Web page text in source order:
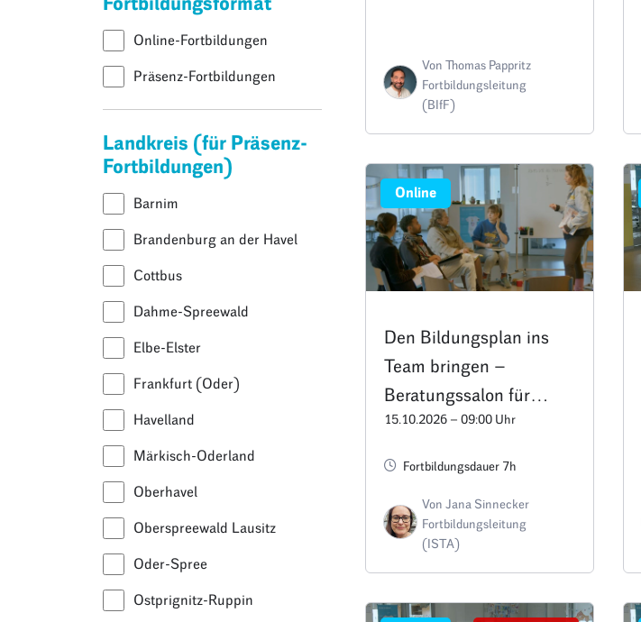
Online-Fortbildungen
Präsenz-Fortbildungen
Landkreis (für Präsenz-
Fortbildungen)
Barnim
Brandenburg an der Havel
Cottbus
Dahme-Spreewald
Elbe-Elster
Frankfurt (Oder)
Havelland
Märkisch-Oderland
Oberhavel
Oberspreewald Lausitz
Oder-Spree
Ostprignitz-Ruppin
erfolgreich gestalten –
Von Thomas Pappritz
Fortbildungsleitung
(BIfF)
Online
Den Bildungsplan ins
Team bringen –
Beratungssalon für
Leitungen und
15.10.2026 – 09:00 Uhr
Fortbildungsdauer 7h
Von Jana Sinnecker
Fortbildungsleitung
(ISTA)